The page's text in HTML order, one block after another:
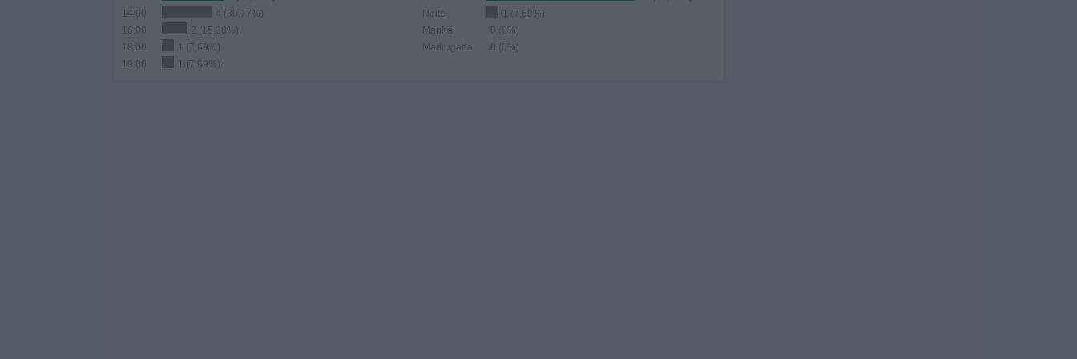
4 (30,77%)
16:00
2 (15,38%)
18:00
1 (7,69%)
19:00
1 (7,69%)
Noite
1 (7,69%)
Manhã
0 (0%)
Madrugada
0 (0%)